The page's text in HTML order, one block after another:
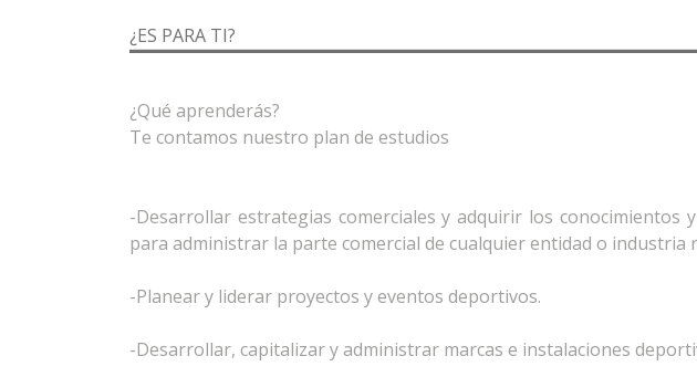
¿ES PARA TI?
¿Qué aprenderás?
Te contamos nuestro plan de estudios
-Desarrollar estrategias comerciales y adquirir los conocimientos
para administrar la parte comercial de cualquier entidad o industria
-Planear y liderar proyectos y eventos deportivos.
-Desarrollar, capitalizar y administrar marcas e instalaciones